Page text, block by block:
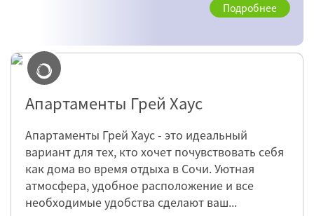
Подробнее
Апартаменты Грей Хаус
Апартаменты Грей Хаус - это идеальный
вариант для тех, кто хочет почувствовать себя
как дома во время отдыха в Сочи. Уютная
атмосфера, удобное расположение и все
необходимые удобства сделают ваш...